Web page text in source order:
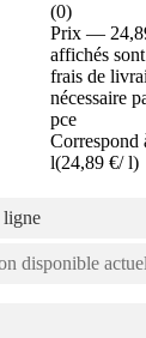
(0)
Prix —
affichés
frais de
nécessaire
pce
Correspond
l(24,89 €/ l)
ligne
disponible